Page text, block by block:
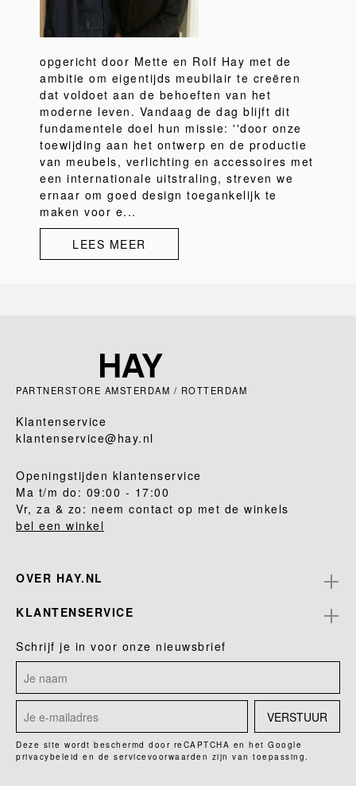
opgericht door Mette en Rolf Hay met de
ambitie om eigentijds meubilair te creëren
dat voldoet aan de behoeften van het
moderne leven. Vandaag de dag blijft dit
fundamentele doel hun missie: ''door onze
toewijding aan het ontwerp en de productie
van meubels, verlichting en accessoires met
een internationale uitstraling, streven we
ernaar om goed design toegankelijk te
maken voor e...
LEES MEER
PARTNERSTORE AMSTERDAM / ROTTERDAM
Klantenservice
klantenservice@hay.nl
Openingstijden klantenservice
Ma t/m do: 09:00 - 17:00
Vr, za & zo: neem contact op met de winkels
bel een winkel
OVER HAY.NL
KLANTENSERVICE
Schrijf je in voor onze nieuwsbrief
VERSTUUR
Deze site wordt beschermd door reCAPTCHA en het Google
privacybeleid en de servicevoorwaarden zijn van toepassing.